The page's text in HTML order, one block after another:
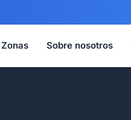
Zonas Sobre nosotros